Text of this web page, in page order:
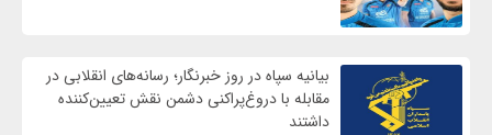
بیانیه سپاه در روز خبرنگار؛ رسانه‌های انقلابی در
مقابله با دروغ‌پراکنی دشمن نقش تعیین‌کننده
داشتند